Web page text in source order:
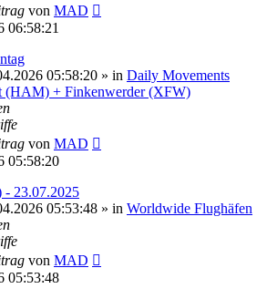
von MAD
06:58:21
05:58:20 » in Daily Movements
(HAM) + Finkenwerder (XFW)
von MAD
05:58:20
23.07.2025
05:53:48 » in Worldwide Flughäfen
von MAD
05:53:48